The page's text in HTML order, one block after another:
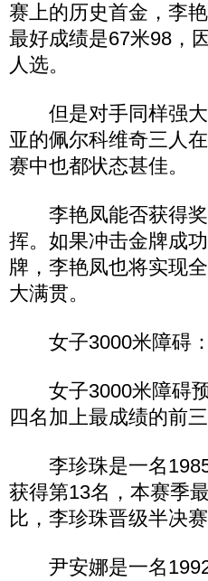
赛上的历史首金，李
最好成绩是67米98，
人选。
但是对手同样强大
亚的佩尔科维奇三人
赛中也都状态甚佳。
李艳凤能否获得奖
挥。如果冲击金牌成
牌，李艳凤也将实现
大满贯。
女子3000米障碍：
女子3000米障碍预
四名加上最成绩的前
李珍珠是一名1985
获得第13名，本赛季
比，李珍珠晋级半决
尹安娜是一名1992